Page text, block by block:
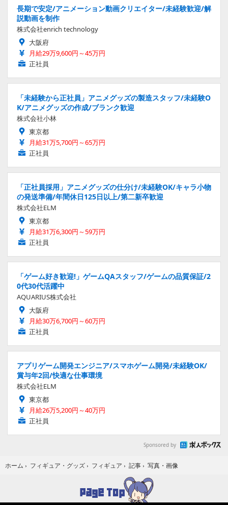
長期で安定/アニメーション動画クリエイター/未経験歓迎/解
説動画を制作
株式会社enrich technology
大阪府
月給29万9,600円～45万円
正社員
「未経験から正社員」アニメグッズの製造スタッフ/未経験O
K/アニメグッズの作成/ブランク歓迎
株式会社小林
東京都
月給31万5,700円～65万円
正社員
「正社員採用」アニメグッズの仕分け/未経験OK/キャラ小物
の発送準備/年間休日125日以上/第二新卒歓迎
株式会社ELM
東京都
月給31万6,300円～59万円
正社員
「ゲーム好き歓迎!」ゲームQAスタッフ/ゲームの品質保証/2
0代30代活躍中
AQUARIUS株式会社
大阪府
月給30万6,700円～60万円
正社員
アプリゲーム開発エンジニア/スマホゲーム開発/未経験OK/
賞与年2回/快適な仕事環境
株式会社ELM
東京都
月給26万5,200円～40万円
正社員
Sponsored by
ホーム › フィギュア・グッズ › フィギュア › 記事 › 写真・画像